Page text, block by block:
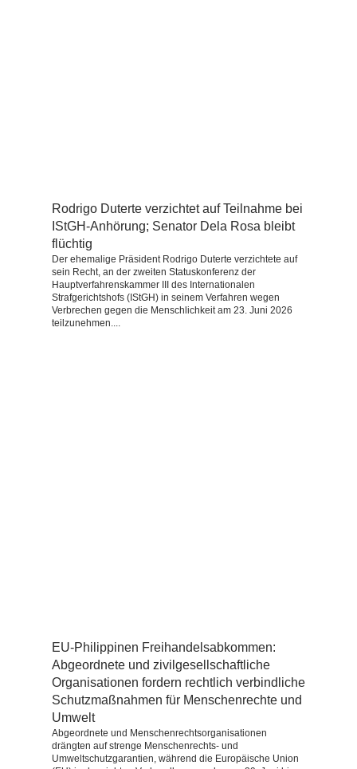
Rodrigo Duterte verzichtet auf Teilnahme bei
IStGH-Anhörung; Senator Dela Rosa bleibt
flüchtig
Der ehemalige Präsident Rodrigo Duterte verzichtete auf
sein Recht, an der zweiten Statuskonferenz der
Hauptverfahrenskammer III des Internationalen
Strafgerichtshofs (IStGH) in seinem Verfahren wegen
Verbrechen gegen die Menschlichkeit am 23. Juni 2026
teilzunehmen....
EU-Philippinen Freihandelsabkommen:
Abgeordnete und zivilgesellschaftliche
Organisationen fordern rechtlich verbindliche
Schutzmaßnahmen für Menschenrechte und
Umwelt
Abgeordnete und Menschenrechtsorganisationen
drängten auf strenge Menschenrechts- und
Umweltschutzgarantien, während die Europäische Union